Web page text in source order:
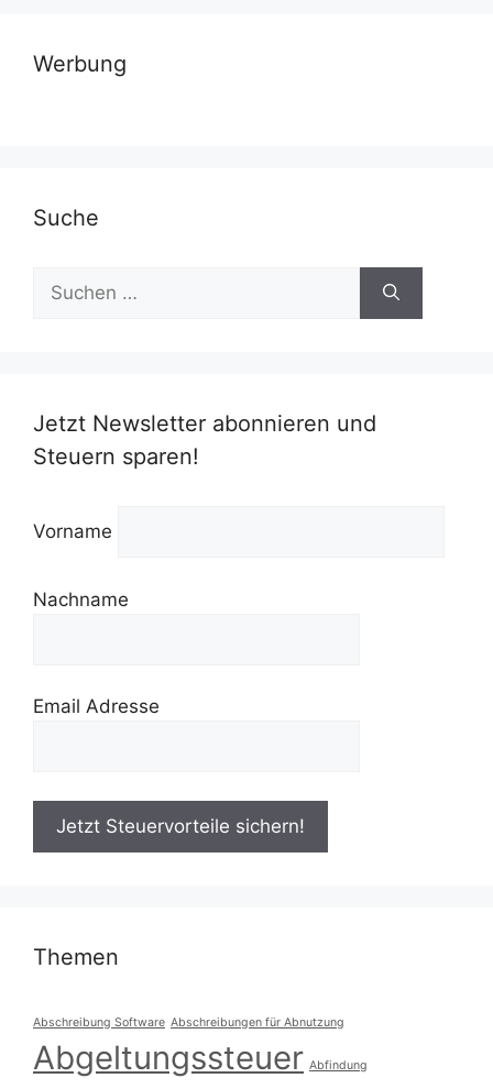
Werbung
Suche
Suchen
nach:
Jetzt Newsletter abonnieren und
Steuern sparen!
Vorname
Nachname
Email Adresse
Themen
Abschreibung Software Abschreibungen für Abnutzung
Abgeltungssteuer Abfindung